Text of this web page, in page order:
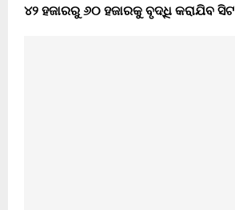
୪୨ ହଜାରରୁ ୬୦ ହଜାରକୁ ବୃଦ୍ଧି କରାଯିବ ସିଟ